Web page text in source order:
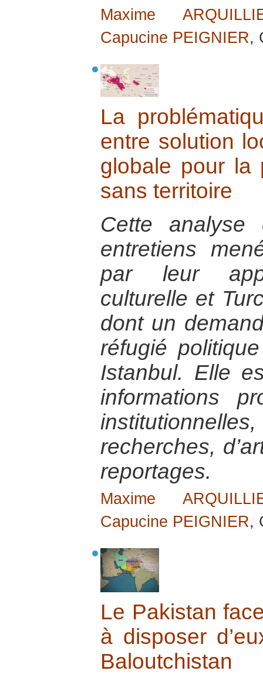
Maxime
Capucine PEIGNIER,
La
entre solution
globale pour la
sans territoire
Cette
entretiens
par leur
culturelle et
dont un
réfugié
Istanbul. Elle
informations
recherches,
reportages.
Maxime
Capucine PEIGNIER,
Le Pakistan
à disposer
Baloutchistan